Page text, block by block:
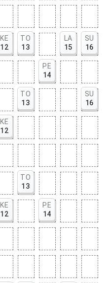
KE
12
TO
13
LA
15
SU
16
PE
14
TO
13
SU
16
KE
12
TO
13
KE
12
PE
14